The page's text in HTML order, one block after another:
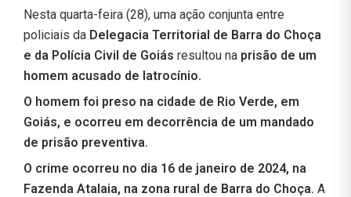
Nesta quarta-feira (28), uma ação conjunta entre
policiais da Delegacia Territorial de Barra do Choça
e da Polícia Civil de Goiás resultou na prisão de um
homem acusado de latrocínio.
O homem foi preso na cidade de Rio Verde, em
Goiás, e ocorreu em decorrência de um mandado
de prisão preventiva.
O crime ocorreu no dia 16 de janeiro de 2024, na
Fazenda Atalaia, na zona rural de Barra do Choça. A